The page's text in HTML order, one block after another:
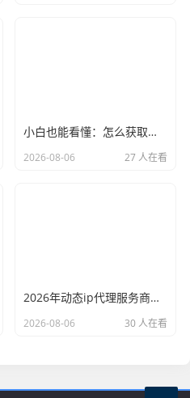
小白也能看懂：怎么获取代理ip和端口号，一步步教会你
2026-08-06 27 人在看
2026年动态ip代理服务商有哪些？这份清单建议收藏
2026-08-06 30 人在看